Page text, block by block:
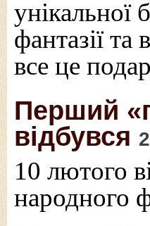
унікальної
фантазії
все це
Перший
відбувся
10 лютого
народного